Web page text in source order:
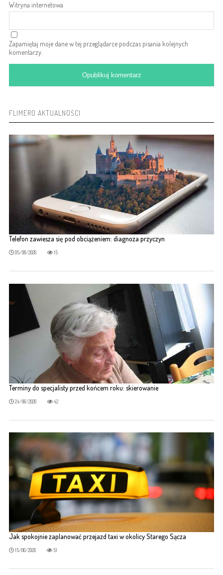
Witryna internetowa
Zapamiętaj moje dane w tej przeglądarce podczas pisania kolejnych
komentarzy.
FLIMERO AKTUALNOŚCI
Telefon zawiesza się pod obciążeniem: diagnoza przyczyn
05/08/2026 15
Terminy do specjalisty przed końcem roku: skierowanie
24/06/2026 42
Jak spokojnie zaplanować przejazd taxi w okolicy Starego Sącza
15/06/2026 51